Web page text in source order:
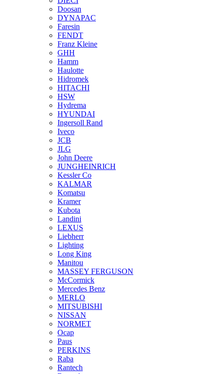
Doosan
DYNAPAC
Faresin
FENDT
Franz Kleine
GHH
Hamm
Haulotte
Hidromek
HITACHI
HSW
Hydrema
HYUNDAI
Ingersoll Rand
Iveco
JCB
JLG
John Deere
JUNGHEINRICH
Kessler Co
KALMAR
Komatsu
Kramer
Kubota
Landini
LEXUS
Liebherr
Lighting
Long King
Manitou
MASSEY FERGUSON
McCormick
Mercedes Benz
MERLO
MITSUBISHI
NISSAN
NORMET
Ocap
Paus
PERKINS
Raba
Rantech